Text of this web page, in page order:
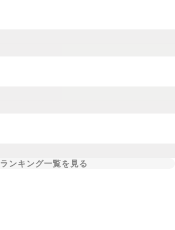
ランキング一覧を見る